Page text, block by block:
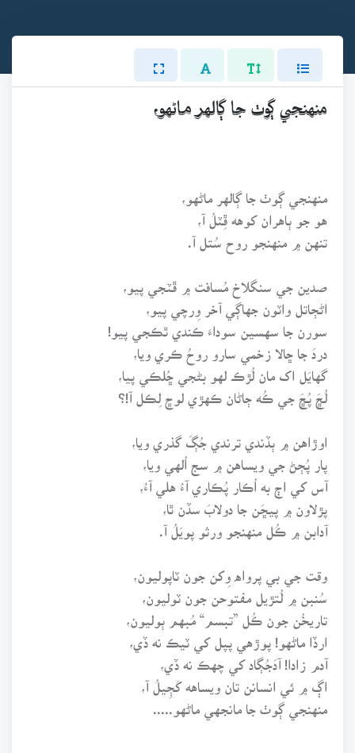
منهنجي ڳوٺ جا ڳالهر ماڻهو،
منهنجي ڳوٺ جا ڳالهر ماڻهو،
هو جو ٻاهران کوهه ڦِٽلُ آ،
تنهن ۾ منهنجو روح سُتل آ.
صدين جي سنگلاخ مُسافت ۾ ڦٽجي پيو،
اڻڄاتل واٽون جهاڳي آخر وِرچي پيو،
سورن جا سهسين سوداءَ ڪندي ٿڪجي پيو!
دردَ جا ڇالا زخمي سارو روحُ ڪري ويا،
گهايَل اک مان لُڙڪ لهو بڻجي ڇُلڪي پيا،
لُڇَ پُڇَ جي ڪُه ڄاڻان ڪهڙي لوڇ لِڪل آ!؟
اوڙاهن ۾ ٻڏندي ترندي جُڳَ گذري ويا،
پار پُڄڻ جي ويساهن ۾ سج اُلهي ويا،
آس کي اڄ به اُڪار پُڪاري آءُ هلي آءُ،
پڙلاون ۾ پيڇَن جا دولابَ سڏن ٿا،
آدابن ۾ ڪُل منهنجو ورثو پويَلُ آ.
وقت جي بي پرواه وِکن جون ٽاپوليون،
سُنبن ۾ لُتڙيل مفتوحن جون ٽوليون،
تاريخُن جون ڪُل ”تبسم“ مُبهم ٻوليون،
ارڏا ماڻهو! پوڙهي پپل کي ٽيڪ نه ڏي،
آدم زادا! آدَجُڳاد کي چهڪ نه ڏي،
اڳ ۾ ئي انسانن تان ويساهه کَڄِيلُ آ،
منهنجي ڳوٺ جا مانجهي ماڻهو.....